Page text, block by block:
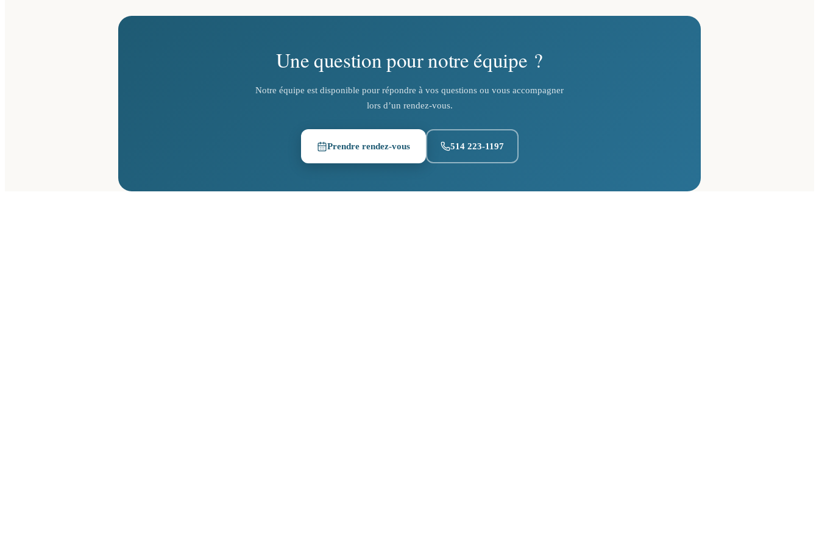
Une question pour notre équipe ?
Notre équipe est disponible pour répondre à vos questions ou vous accompagner
lors d’un rendez-vous.
Prendre rendez-vous
(ouvre un nouvel onglet)
514 223-1197